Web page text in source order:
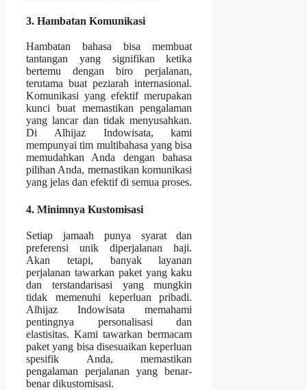
3. Hambatan Komunikasi
Hambatan bahasa bisa membuat
tantangan yang signifikan ketika
bertemu dengan biro perjalanan,
terutama buat peziarah internasional.
Komunikasi yang efektif merupakan
kunci buat memastikan pengalaman
yang lancar dan tidak menyusahkan.
Di Alhijaz Indowisata, kami
mempunyai tim multibahasa yang bisa
memudahkan Anda dengan bahasa
pilihan Anda, memastikan komunikasi
yang jelas dan efektif di semua proses.
4. Minimnya Kustomisasi
Setiap jamaah punya syarat dan
preferensi unik diperjalanan haji.
Akan tetapi, banyak layanan
perjalanan tawarkan paket yang kaku
dan terstandarisasi yang mungkin
tidak memenuhi keperluan pribadi.
Alhijaz Indowisata memahami
pentingnya personalisasi dan
elastisitas. Kami tawarkan bermacam
paket yang bisa disesuaikan keperluan
spesifik Anda, memastikan
pengalaman perjalanan yang benar-
benar dikustomisasi.